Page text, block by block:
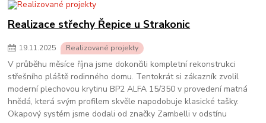
Realizace střechy Řepice u Strakonic
19.11.2025 Realizované projekty
V průběhu měsíce října jsme dokončili kompletní rekonstrukci
střešního pláště rodinného domu. Tentokrát si zákazník zvolil
moderní plechovou krytinu BP2 ALFA 15/350 v provedení matná
hnědá, která svým profilem skvěle napodobuje klasické tašky.
Okapový systém jsme dodali od značky Zambelli v odstínu